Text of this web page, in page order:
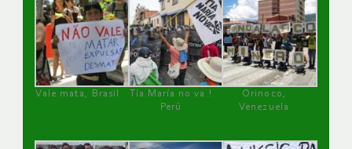
Vale mata, Brasil
Tía María no va !
Perú
Orinoco,
Venezuela